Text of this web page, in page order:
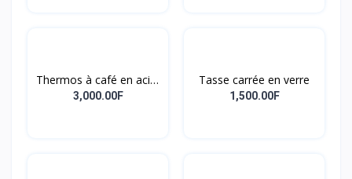
Thermos à café en acier
inoxydable : portable et
3,000.00F
Tasse carrée en verre
1,500.00F